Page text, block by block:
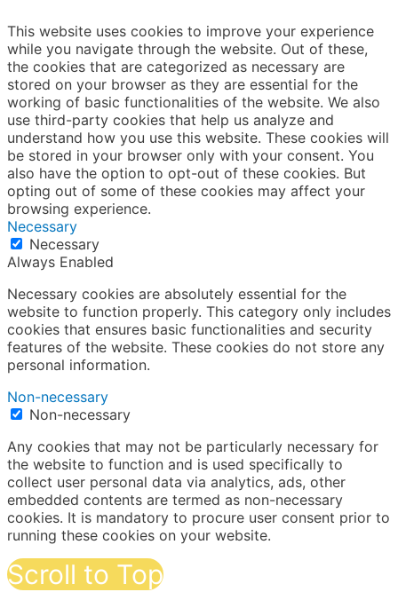
This website uses cookies to improve your experience
while you navigate through the website. Out of these,
the cookies that are categorized as necessary are
stored on your browser as they are essential for the
working of basic functionalities of the website. We also
use third-party cookies that help us analyze and
understand how you use this website. These cookies will
be stored in your browser only with your consent. You
also have the option to opt-out of these cookies. But
opting out of some of these cookies may affect your
browsing experience.
Necessary
Necessary
Always Enabled
Necessary cookies are absolutely essential for the
website to function properly. This category only includes
cookies that ensures basic functionalities and security
features of the website. These cookies do not store any
personal information.
Non-necessary
Non-necessary
Any cookies that may not be particularly necessary for
the website to function and is used specifically to
collect user personal data via analytics, ads, other
embedded contents are termed as non-necessary
cookies. It is mandatory to procure user consent prior to
running these cookies on your website.
Scroll to Top